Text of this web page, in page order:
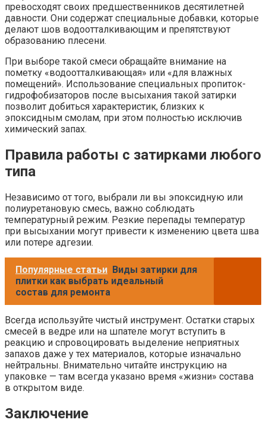
превосходят своих предшественников десятилетней
давности. Они содержат специальные добавки, которые
делают шов водоотталкивающим и препятствуют
образованию плесени.
При выборе такой смеси обращайте внимание на
пометку «водоотталкивающая» или «для влажных
помещений». Использование специальных пропиток-
гидрофобизаторов после высыхания такой затирки
позволит добиться характеристик, близких к
эпоксидным смолам, при этом полностью исключив
химический запах.
Правила работы с затирками любого
типа
Независимо от того, выбрали ли вы эпоксидную или
полиуретановую смесь, важно соблюдать
температурный режим. Резкие перепады температур
при высыхании могут привести к изменению цвета шва
или потере адгезии.
Популярные статьи Виды затирки для
плитки как выбрать идеальный
состав для ремонта
Всегда используйте чистый инструмент. Остатки старых
смесей в ведре или на шпателе могут вступить в
реакцию и спровоцировать выделение неприятных
запахов даже у тех материалов, которые изначально
нейтральны. Внимательно читайте инструкцию на
упаковке — там всегда указано время «жизни» состава
в открытом виде.
Заключение